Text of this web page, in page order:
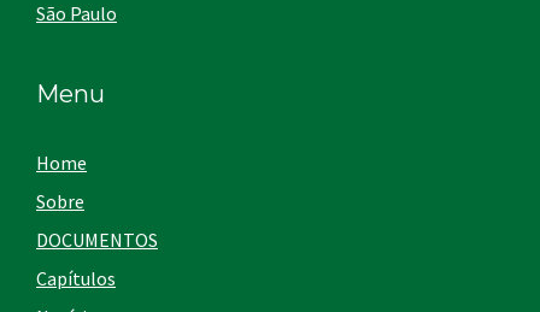
São Paulo
Menu
Home
Sobre
DOCUMENTOS
Capítulos